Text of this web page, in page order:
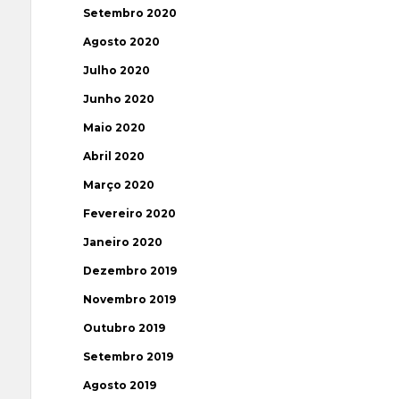
Setembro 2020
Agosto 2020
Julho 2020
Junho 2020
Maio 2020
Abril 2020
Março 2020
Fevereiro 2020
Janeiro 2020
Dezembro 2019
Novembro 2019
Outubro 2019
Setembro 2019
Agosto 2019